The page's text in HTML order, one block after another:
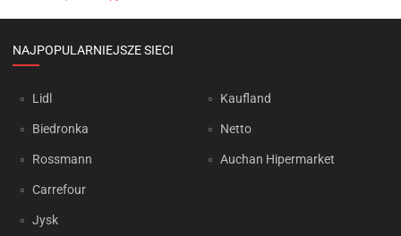
NAJPOPULARNIEJSZE SIECI
Lidl
Biedronka
Rossmann
Carrefour
Jysk
Kaufland
Netto
Auchan Hipermarket